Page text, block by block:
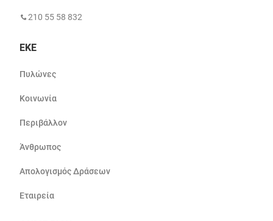
210 55 58 832
ΕΚΕ
Πυλώνες
Κοινωνία
Περιβάλλον
Άνθρωπος
Απολογισμός Δράσεων
Εταιρεία